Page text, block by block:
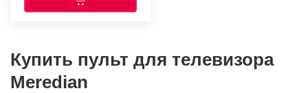
Купить пульт для телевизора
Meredian